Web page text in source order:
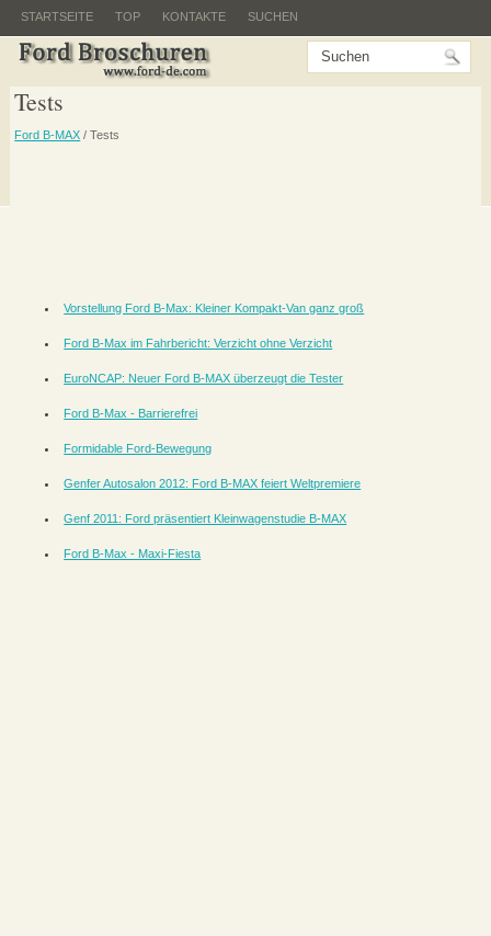
STARTSEITE TOP KONTAKTE SUCHEN
Tests
Ford B-MAX / Tests
Vorstellung Ford B-Max: Kleiner Kompakt-Van ganz groß
Ford B-Max im Fahrbericht: Verzicht ohne Verzicht
EuroNCAP: Neuer Ford B-MAX überzeugt die Tester
Ford B-Max - Barrierefrei
Formidable Ford-Bewegung
Genfer Autosalon 2012: Ford B-MAX feiert Weltpremiere
Genf 2011: Ford präsentiert Kleinwagenstudie B-MAX
Ford B-Max - Maxi-Fiesta